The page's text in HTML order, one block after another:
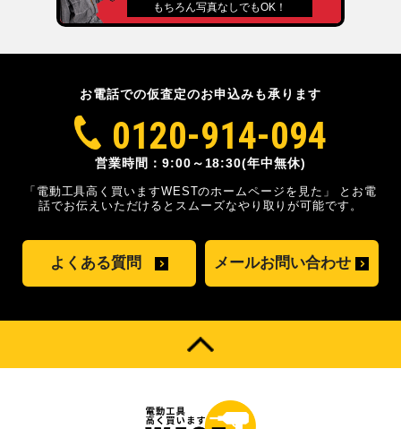
もちろん写真なしでもOK！
お電話での仮査定のお申込みも承ります
0120-914-094
営業時間：9:00～18:30(年中無休)
「電動工具高く買いますWESTのホームページを見た」
とお電
話でお伝えいただけるとスムーズなやり取りが可能です。
よくある質問 メールお問い合わせ